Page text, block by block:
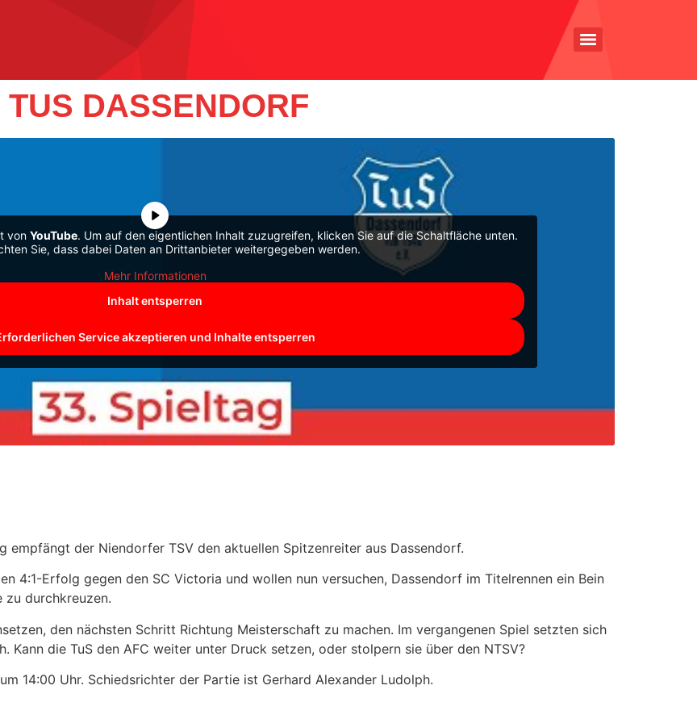
DASSENDORF
von YouTube. Um auf den eigentlichen Inhalt zuzugreifen, klicken Sie auf die Schaltfläche unten.
Sie, dass dabei Daten an Drittanbieter weitergegeben werden.
Mehr Informationen
Inhalt entsperren
Service akzeptieren und Inhalte entsperren
empfängt der Niendorfer TSV den aktuellen Spitzenreiter aus Dassendorf.
4:1-Erfolg gegen den SC Victoria und wollen nun versuchen, Dassendorf im Titelrennen ein Bein
zu durchkreuzen.
den nächsten Schritt Richtung Meisterschaft zu machen. Im vergangenen Spiel setzten sich
Kann die TuS den AFC weiter unter Druck setzen, oder stolpern sie über den NTSV?
14:00 Uhr. Schiedsrichter der Partie ist Gerhard Alexander Ludolph.